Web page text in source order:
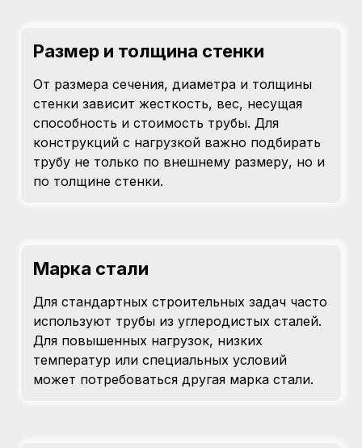
Размер и толщина стенки
От размера сечения, диаметра и толщины
стенки зависит жесткость, вес, несущая
способность и стоимость трубы. Для
конструкций с нагрузкой важно подбирать
трубу не только по внешнему размеру, но и
по толщине стенки.
Марка стали
Для стандартных строительных задач часто
используют трубы из углеродистых сталей.
Для повышенных нагрузок, низких
температур или специальных условий
может потребоваться другая марка стали.